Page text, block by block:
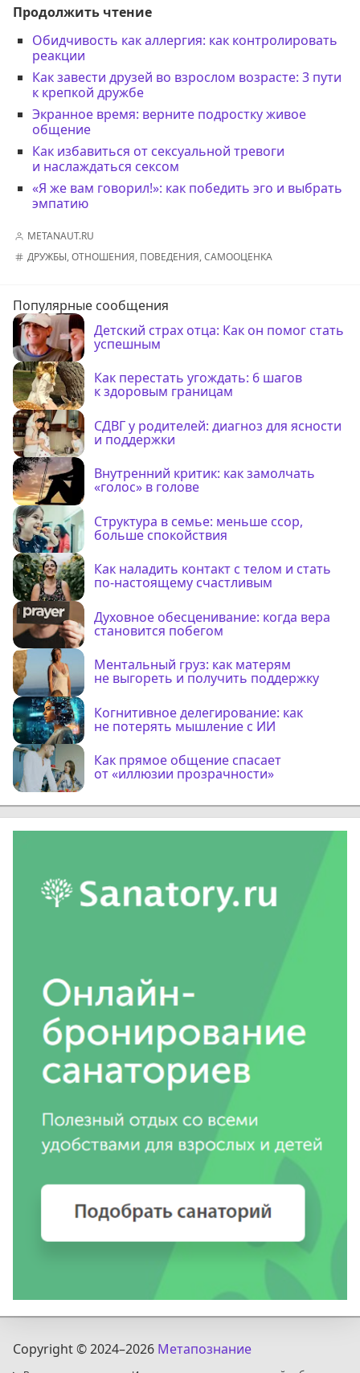
Продолжить чтение
Обидчивость как аллергия: как контролировать
реакции
Как завести друзей во взрослом возрасте: 3 пути
к крепкой дружбе
Экранное время: верните подростку живое
общение
Как избавиться от сексуальной тревоги
и наслаждаться сексом
«Я же вам говорил!»: как победить эго и выбрать
эмпатию
METANAUT.RU
ДРУЖБЫ,ОТНОШЕНИЯ, ПОВЕДЕНИЯ,САМООЦЕНКА
Популярные сообщения
Детский страх отца: Как он помог стать
успешным
Как перестать угождать: 6 шагов
к здоровым границам
СДВГ у родителей: диагноз для ясности
и поддержки
Внутренний критик: как замолчать
«голос» в голове
Структура в семье: меньше ссор,
больше спокойствия
Как наладить контакт с телом и стать
по-настоящему счастливым
Духовное обесценивание: когда вера
становится побегом
Ментальный груз: как матерям
не выгореть и получить поддержку
Когнитивное делегирование: как
не потерять мышление с ИИ
Как прямое общение спасает
от «иллюзии прозрачности»
Copyright © 2024–2026 Метапознание